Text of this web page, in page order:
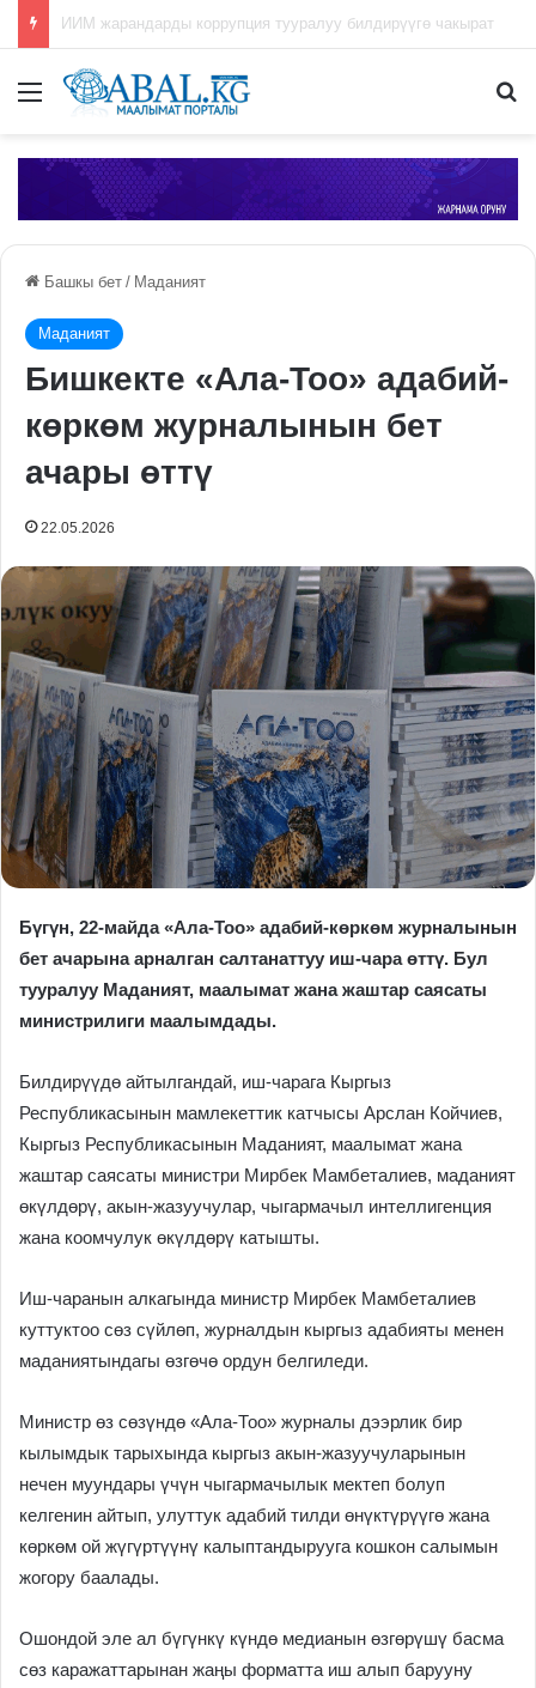
Кыргызстанда маданий туристтик продуктуларды түзүү боюнча республикалык сынакка арыз кабыл алуу мөөнөтү узартылды
Меню
Башкы бет / Маданият
Маданият
Бишкекте «Ала-Тоо» адабий-
көркөм журналынын бет
ачары өттү
22.05.2026
Бүгүн, 22-майда «Ала-Тоо» адабий-көркөм журналынын
бет ачарына арналган салтанаттуу иш-чара өттү. Бул
тууралуу Маданият, маалымат жана жаштар саясаты
министрилиги маалымдады.
Билдирүүдө айтылгандай, иш-чарага Кыргыз
Республикасынын мамлекеттик катчысы Арслан Койчиев,
Кыргыз Республикасынын Маданият, маалымат жана
жаштар саясаты министри Мирбек Мамбеталиев, маданият
өкүлдөрү, акын-жазуучулар, чыгармачыл интеллигенция
жана коомчулук өкүлдөрү катышты.
Иш-чаранын алкагында министр Мирбек Мамбеталиев
куттуктоо сөз сүйлөп, журналдын кыргыз адабияты менен
маданиятындагы өзгөчө ордун белгиледи.
Министр өз сөзүндө «Ала-Тоо» журналы дээрлик бир
кылымдык тарыхында кыргыз акын-жазуучуларынын
нечен муундары үчүн чыгармачылык мектеп болуп
келгенин айтып, улуттук адабий тилди өнүктүрүүгө жана
көркөм ой жүгүртүүнү калыптандырууга кошкон салымын
жогору баалады.
Ошондой эле ал бүгүнкү күндө медианын өзгөрүшү басма
сөз каражаттарынан жаңы форматта иш алып барууну